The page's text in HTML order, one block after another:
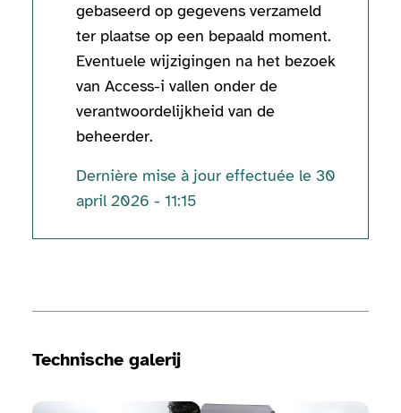
gebaseerd op gegevens verzameld
ter plaatse op een bepaald moment.
Eventuele wijzigingen na het bezoek
van Access-i vallen onder de
verantwoordelijkheid van de
beheerder.
Dernière mise à jour effectuée le 30
april 2026 - 11:15
Technische galerij